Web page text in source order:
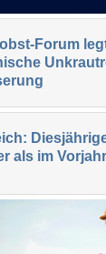
Forum
als im Vorjahr